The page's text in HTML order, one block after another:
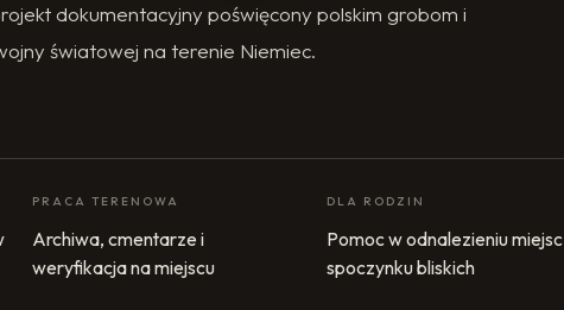
dokumentacyjny poświęcony polskim grobom i
światowej na terenie Niemiec.
PRACA TERENOWA
Archiwa, cmentarze i
weryfikacja na miejscu
DLA RODZIN
Pomoc w odnalezieniu miejsc
spoczynku bliskich